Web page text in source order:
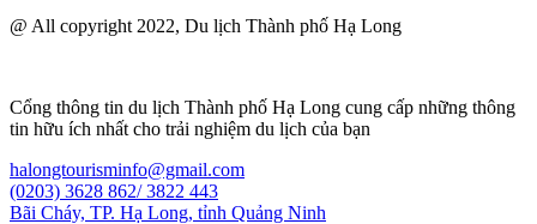
@ All copyright 2022, Du lịch Thành phố Hạ Long
Cổng thông tin du lịch Thành phố Hạ Long cung cấp những thông
tin hữu ích nhất cho trải nghiệm du lịch của bạn
halongtourisminfo@gmail.com
(0203) 3628 862/ 3822 443
Bãi Cháy, TP. Hạ Long, tỉnh Quảng Ninh